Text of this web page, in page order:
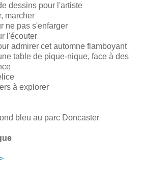
dessins pour l'artiste
marcher
ne pas s'enfarger
l'écouter
admirer cet automne flamboyant
table de pique-nique, face à des
à explorer
bleu au parc Doncaster